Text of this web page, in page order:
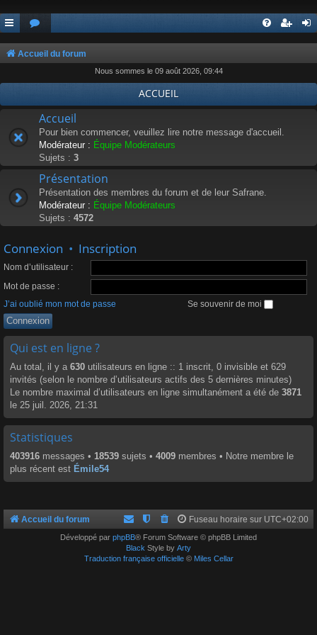
Accueil du forum
Nous sommes le 09 août 2026, 09:44
ACCUEIL
Accueil
Pour bien commencer, veuillez lire notre message d'accueil.
Modérateur : Équipe Modérateurs
Sujets : 3
Présentation
Présentation des membres du forum et de leur Safrane.
Modérateur : Équipe Modérateurs
Sujets : 4572
Connexion • Inscription
Nom d’utilisateur :
Mot de passe :
J’ai oublié mon mot de passe
Se souvenir de moi
Qui est en ligne ?
Au total, il y a 630 utilisateurs en ligne :: 1 inscrit, 0 invisible et 629
invités (selon le nombre d’utilisateurs actifs des 5 dernières minutes)
Le nombre maximal d’utilisateurs en ligne simultanément a été de 3871
le 25 juil. 2026, 21:31
Statistiques
403916 messages • 18539 sujets • 4009 membres • Notre membre le
plus récent est Émile54
Accueil du forum Fuseau horaire sur UTC+02:00
Développé par phpBB® Forum Software © phpBB Limited
Black Style by Arty
Traduction française officielle© Miles Cellar